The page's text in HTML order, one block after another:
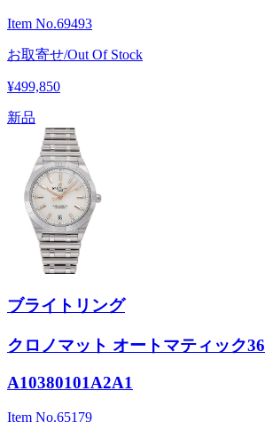
Item No.69493
お取寄せ/Out Of Stock
¥499,850
新品
ブライトリング
クロノマット オートマティック36
A10380101A2A1
Item No.65179